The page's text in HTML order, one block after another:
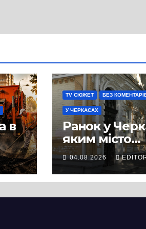
в
TV СЮЖЕТ БЕЗ
У ЧЕРКАСАХ
Ранок у
яким місто
зустрічає
день
04.08.2026